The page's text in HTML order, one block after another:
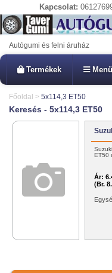
Kapcsolat:
Autógumi és felni áruház
Termékek Menü
Főoldal > 5x114,3 ET50
Keresés - 5x114,3 ET50
ET50
Ár:
(Br.